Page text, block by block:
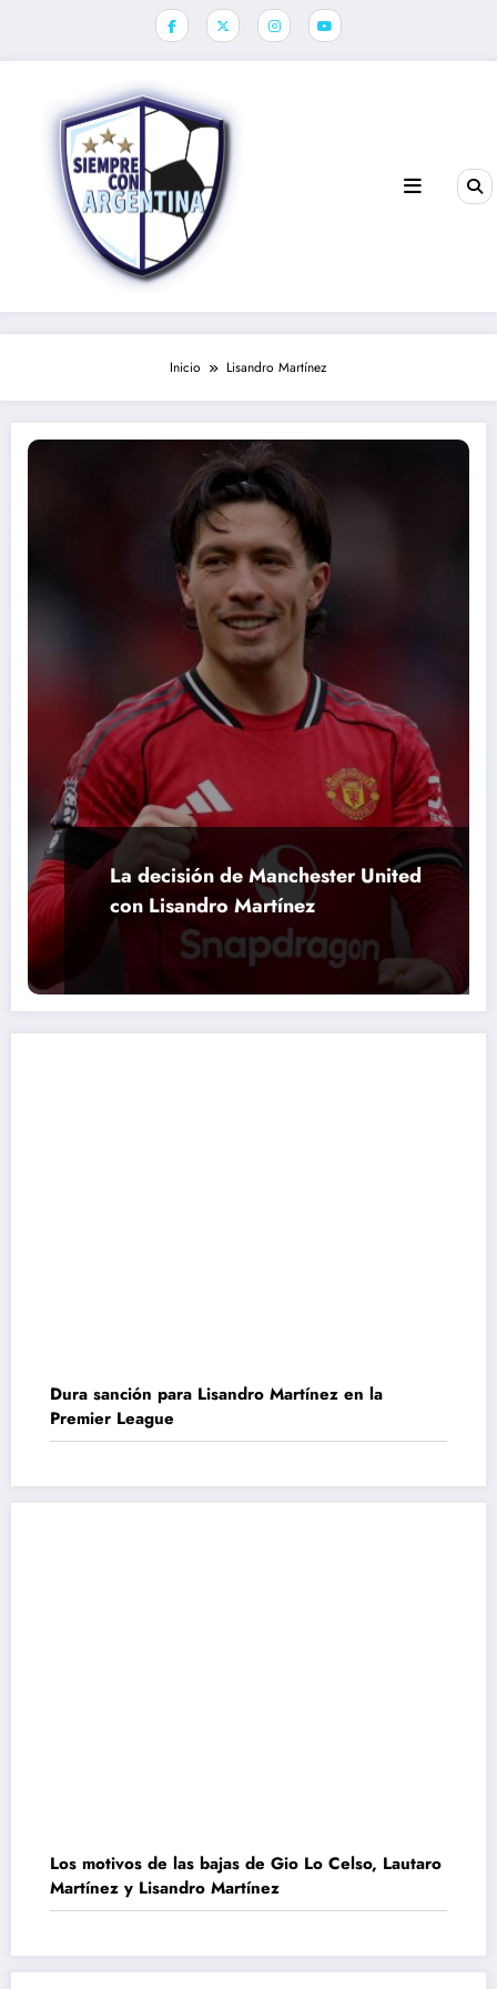
Inicio Lisandro Martínez
La decisión de Manchester United
con Lisandro Martínez
Dura sanción para Lisandro Martínez en la
Premier League
Los motivos de las bajas de Gio Lo Celso, Lautaro
Martínez y Lisandro Martínez